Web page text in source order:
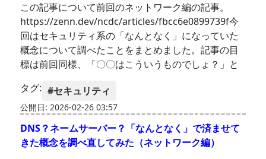
この記事について前回のネットワーク編の記事。
https://zenn.dev/ncdc/articles/fbcc6e0899739f今
回はセキュリティ系の「なんとなく」になっていた
概念について調べたことをまとめました。記事の目
標は前回同様、「〇〇はこういうものでしょ？」と
タグ: #セキュリティ
公開日: 2026-02-26 03:57
DNS？ネームサーバー？「なんとなく」で済ませて
きた概念を調べ直してみた（ネットワーク編）